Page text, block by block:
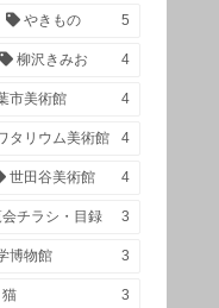
やきもの 5
柳沢きみお 4
市美術館 4
タリウム美術館 4
世田谷美術館 4
会チラシ・目録 3
博物館 3
猫 3